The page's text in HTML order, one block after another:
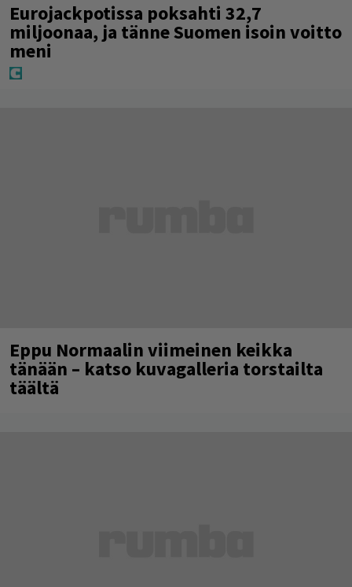
Eurojackpotissa poksahti 32,7
miljoonaa, ja tänne Suomen isoin voitto
meni
Eppu Normaalin viimeinen keikka
tänään – katso kuvagalleria torstailta
täältä